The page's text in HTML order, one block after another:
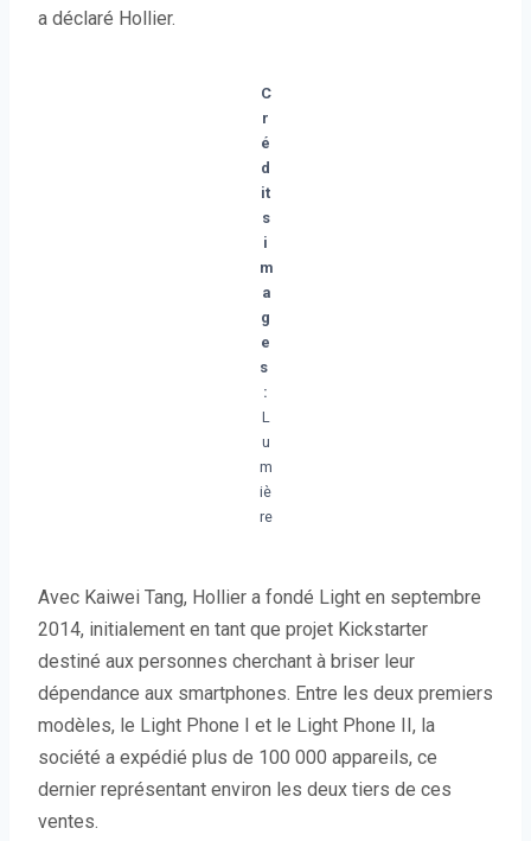
a déclaré Hollier.
C
r
é
d
it
s
i
m
a
g
e
s
:
L
u
m
iè
re
Avec Kaiwei Tang, Hollier a fondé Light en septembre
2014, initialement en tant que projet Kickstarter
destiné aux personnes cherchant à briser leur
dépendance aux smartphones. Entre les deux premiers
modèles, le Light Phone I et le Light Phone II, la
société a expédié plus de 100 000 appareils, ce
dernier représentant environ les deux tiers de ces
ventes.